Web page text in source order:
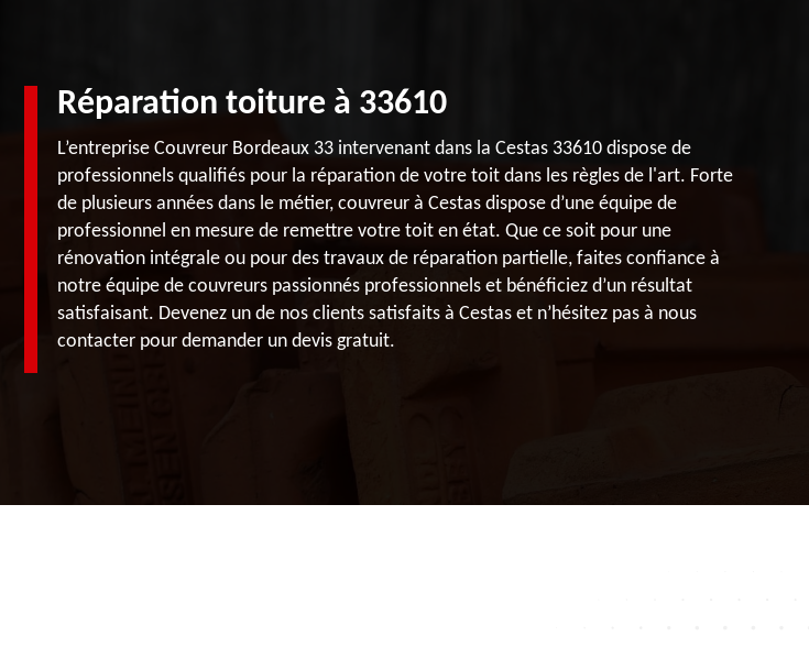
Réparation toiture à 33610
L’entreprise Couvreur Bordeaux 33 intervenant dans la Cestas 33610 dispose de
professionnels qualifiés pour la réparation de votre toit dans les règles de l'art. Forte
de plusieurs années dans le métier, couvreur à Cestas dispose d’une équipe de
professionnel en mesure de remettre votre toit en état. Que ce soit pour une
rénovation intégrale ou pour des travaux de réparation partielle, faites confiance à
notre équipe de couvreurs passionnés professionnels et bénéficiez d’un résultat
satisfaisant. Devenez un de nos clients satisfaits à Cestas et n’hésitez pas à nous
contacter pour demander un devis gratuit.